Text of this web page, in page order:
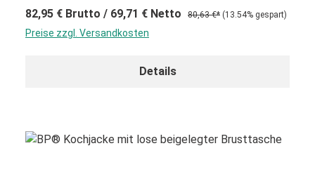
82,95 € Brutto / 69,71 € Netto 80,63 €* (13.54% gespart)
Preise zzgl. Versandkosten
Details